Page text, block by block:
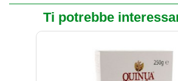
Ti potrebbe